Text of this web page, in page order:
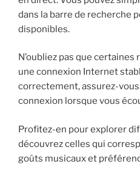
dans la barre de recherche
disponibles.
N’oubliez pas que
une connexion Internet
correctement, assurez-vous
connexion lorsque vous
Profitez-en pour explorer
découvrez celles qui
goûts musicaux et